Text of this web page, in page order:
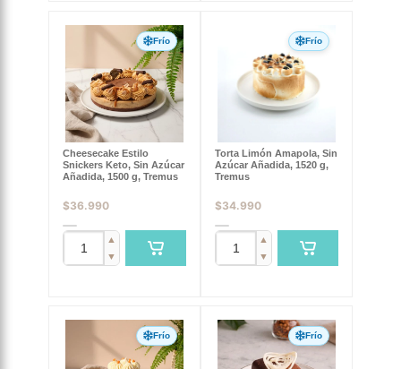
Frío
Cheesecake Estilo
Snickers Keto, Sin Azúcar
Añadida, 1500 g, Tremus
$36.990
▲
▼
Frío
Torta Limón Amapola, Sin
Azúcar Añadida, 1520 g,
Tremus
$34.990
▲
▼
Frío Frío